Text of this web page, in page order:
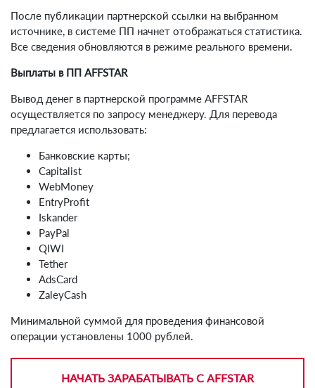
После публикации партнерской ссылки на выбранном
источнике, в системе ПП начнет отображаться статистика.
Все сведения обновляются в режиме реального времени.
Выплаты в ПП AFFSTAR
Вывод денег в партнерской программе AFFSTAR
осуществляется по запросу менеджеру. Для перевода
предлагается использовать:
Банковские карты;
Capitalist
WebMoney
EntryProfit
Iskander
PayPal
QIWI
Tether
AdsCard
ZaleyCash
Минимальной суммой для проведения финансовой
операции установлены 1000 рублей.
НАЧАТЬ ЗАРАБАТЫВАТЬ С AFFSTAR